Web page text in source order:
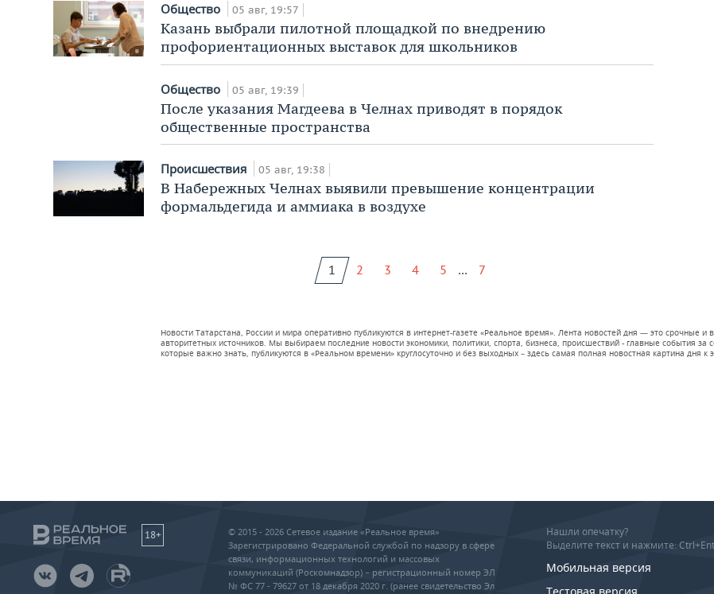
Общество 05 авг, 19:57
Казань выбрали пилотной площадкой по внедрению
профориентационных выставок для школьников
Общество 05 авг, 19:39
После указания Магдеева в Челнах приводят в порядок
общественные пространства
Происшествия 05 авг, 19:38
В Набережных Челнах выявили превышение концентрации
формальдегида и аммиака в воздухе
1 2 3 4 5 ... 7
Новости Татарстана, России и мира оперативно публикуются в интернет-газете «Реальное время». Лента новостей дня — это срочные
авторитетных источников. Мы выбираем последние новости экономики, политики, спорта, бизнеса, происшествий - главные события за
которые важно знать, публикуются в «Реальном времени» круглосуточно и без выходных – здесь самая полная новостная картина дня к
18+
© 2015 - 2026 Сетевое издание «Реальное время»
Зарегистрировано Федеральной службой по надзору в сфере
связи, информационных технологий и массовых
коммуникаций (Роскомнадзор) – регистрационный номер ЭЛ
№ ФС 77 - 79627 от 18 декабря 2020 г. (ранее свидетельство Эл
Нашли опечатку?
Выделите текст и нажмите:
Мобильная версия